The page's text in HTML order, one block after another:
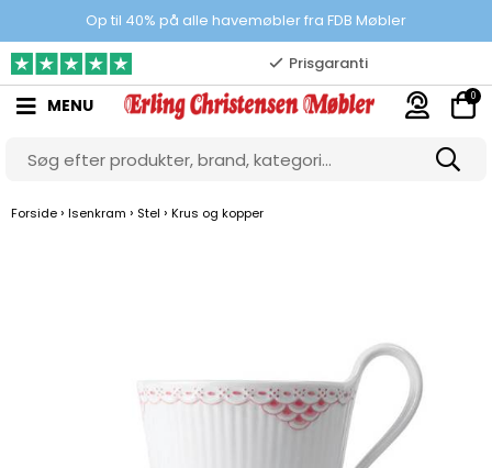
Op til 40% på alle havemøbler fra FDB Møbler
100% danskejet webshop
Prisgaranti
10.000 m2 showroom
Gratis & gode parkeringsforhold
MENU 0
Forside › Isenkram › Stel › Krus og kopper